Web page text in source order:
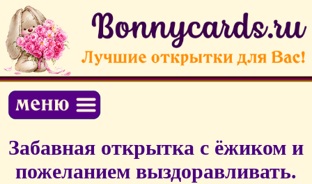
Забавная открытка с ёжиком и
пожеланием выздоравливать.